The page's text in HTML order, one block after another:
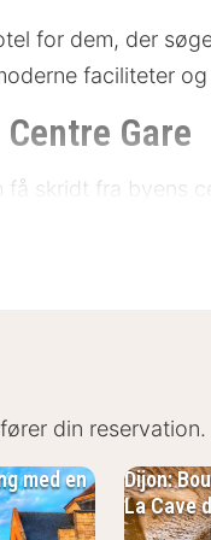
for dem, der
faciliteter
Gare
skridt fra byens
Gare
din reservation.
med en
Dijon:
La Cave